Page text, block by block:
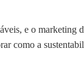
e o
como a